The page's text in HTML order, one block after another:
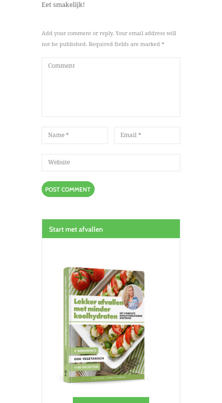
Eet smakelijk!
Add your comment or reply. Your email address will
not be published. Required fields are marked *
Start met afvallen